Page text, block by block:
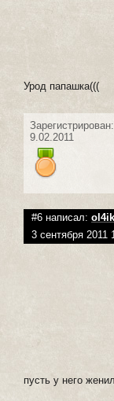
Урод папашка(((
Зарегистрирован:
9.02.2011
#6 написал:
3 сентября 2011
пусть у него